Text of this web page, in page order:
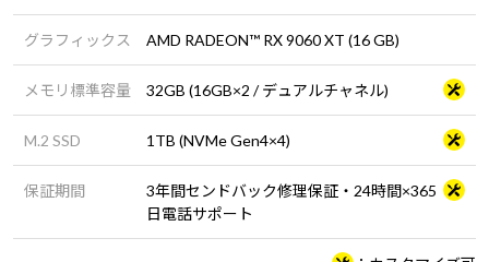
グラフィックス AMD RADEON™ RX 9060 XT (16 GB)
メモリ標準容量 32GB (16GB×2 / デュアルチャネル)
M.2 SSD 1TB (NVMe Gen4×4)
保証期間
3年間センドバック修理保証・24時間×365
日電話サポート